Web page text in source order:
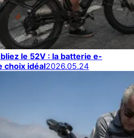
le 52V : la batterie e-
choix idéal2026.05.24